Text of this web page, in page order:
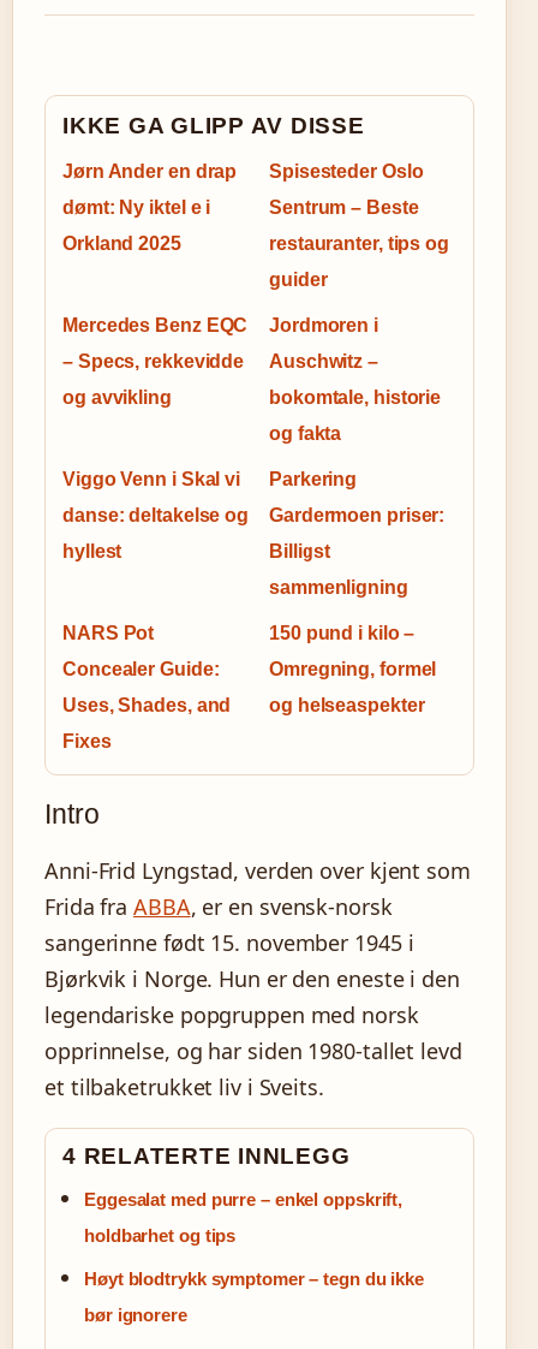
IKKE GA GLIPP AV DISSE
Jørn Ander en drap
dømt: Ny iktel e i
Orkland 2025
Spisesteder Oslo
Sentrum – Beste
restauranter, tips og
guider
Mercedes Benz EQC
– Specs, rekkevidde
og avvikling
Jordmoren i
Auschwitz –
bokomtale, historie
og fakta
Viggo Venn i Skal vi
danse: deltakelse og
hyllest
Parkering
Gardermoen priser:
Billigst
sammenligning
NARS Pot
Concealer Guide:
Uses, Shades, and
Fixes
150 pund i kilo –
Omregning, formel
og helseaspekter
Intro
Anni-Frid Lyngstad, verden over kjent som
Frida fraABBA, er en svensk-norsk
sangerinne født 15. november 1945 i
Bjørkvik i Norge. Hun er den eneste i den
legendariske popgruppen med norsk
opprinnelse, og har siden 1980-tallet levd
et tilbaketrukket liv i Sveits.
4 RELATERTE INNLEGG
Eggesalat med purre – enkel oppskrift,
holdbarhet og tips
Høyt blodtrykk symptomer – tegn du ikke
bør ignorere